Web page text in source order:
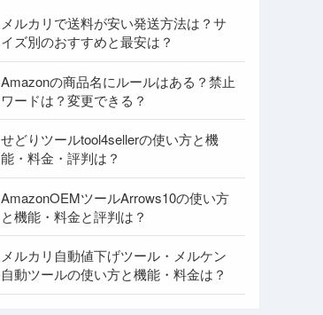
メルカリで送料が安い発送方法は？サ
イズ別のおすすめと最安は？
Amazonの商品名にルールはある？禁止
ワードは？変更できる？
せどりツールtool4sellerの使い方と機
能・料金・評判は？
AmazonOEMツールArrows10の使い方
と機能・料金と評判は？
メルカリ自動値下げツール・メルケン
自動ツールの使い方と機能・料金は？